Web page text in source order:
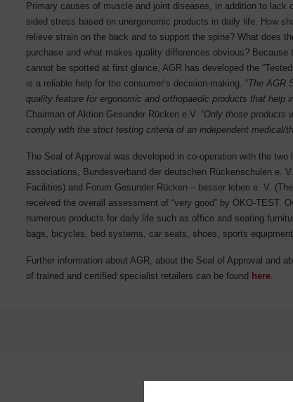
Primary causes of muscle and joint diseases, in addition to lack
sided stress based on unergonomic products in daily life. How
relieve strain on the back and to support the spine? What does
purchase and what makes quality differences obvious?
cannot be spotted at first glance, AGR has developed the
is a reliable help for the consumer’s decision-making. “The AGR
quality feature for ergonomic and orthopaedic products that help
Chairman of Aktion Gesunder Rücken e.V. “Only those products
comply with the strict testing criteria of an independent medical/
The Seal of Approval was developed in co-operation with the
associations, Bundesverband der deutschen Rückenschulen e.
Facilities) and Forum Gesunder Rücken – besser leben e. V.
received the overall assessment of “very good” by ÖKO-TEST.
numerous products for daily life such as office and seating
bags, bicycles, bed systems, car seats, shoes, sports
Further information about AGR, about the Seal of Approval and
of trained and certified specialist retailers can be found here.